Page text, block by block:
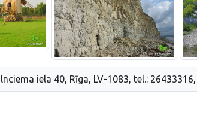
iela 40, Rīga, LV-1083, tel.: